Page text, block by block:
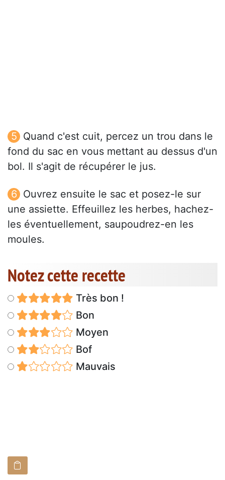
Quand c'est cuit, percez un trou dans le
fond du sac en vous mettant au dessus d'un
bol. Il s'agit de récupérer le jus.
Ouvrez ensuite le sac et posez-le sur
une assiette. Effeuillez les herbes, hachez-
les éventuellement, saupoudrez-en les
moules.
Notez cette recette
Très bon !
Bon
Moyen
Bof
Mauvais